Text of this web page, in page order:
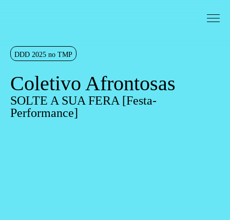
Sinopse
DDD 2025 no TMP
Coletivo Afrontosas
SOLTE A SUA FERA [Festa-
Performance]